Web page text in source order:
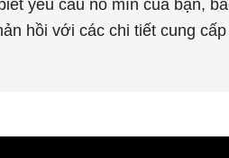
yêu cầu nổ mìn của bạn,
hồi với các chi tiết cung